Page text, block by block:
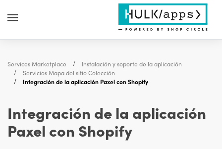
Services Marketplace
Instalación y soporte de la aplicación
Servicios Mapa del sitio Colección
Integración de la aplicación Paxel con Shopify
Integración de la aplicación
Paxel con Shopify